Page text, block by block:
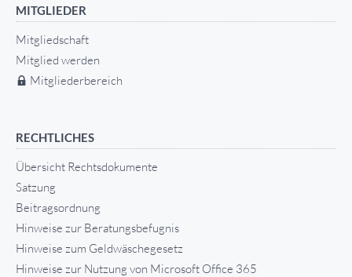
MITGLIEDER
Mitgliedschaft
Mitglied werden
Mitgliederbereich
RECHTLICHES
Übersicht Rechtsdokumente
Satzung
Beitragsordnung
Hinweise zur Beratungsbefugnis
Hinweise zum Geldwäschegesetz
Hinweise zur Nutzung von Microsoft Office 365